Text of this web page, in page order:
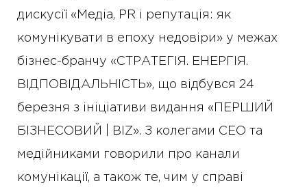
дискусії «Медіа, PR і репутація: як
комунікувати в епоху недовіри» у межах
бізнес-бранчу «СТРАТЕГІЯ. ЕНЕРГІЯ.
ВІДПОВІДАЛЬНІСТЬ», що відбувся 24
березня з ініціативи видання «ПЕРШИЙ
БІЗНЕСОВИЙ | BIZ». З колегами CEO та
медійниками говорили про канали
комунікації, а також те, чим у справі